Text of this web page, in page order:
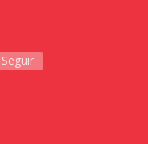
Seguir